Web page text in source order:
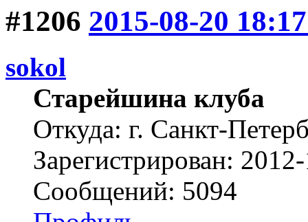
#1206 2015-08-20
sokol
Старейшина клуба
Откуда: г. Санкт-
Зарегистрирован:
Сообщений: 5094